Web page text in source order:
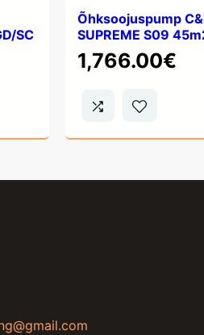
SC
Õhksoojuspump
SUPREME S09
1,766.00€